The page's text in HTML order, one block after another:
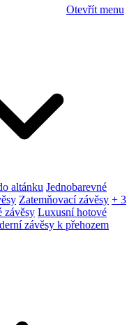
Otevřít menu
altánku Jednobarevné
Zatemňovací závěsy + 3
závěsy Luxusní hotové
závěsy k přehozem